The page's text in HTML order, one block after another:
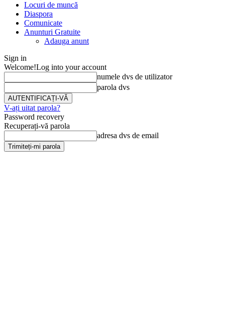
Locuri de muncă
Diaspora
Comunicate
Anunturi Gratuite
Adauga anunt
Sign in
Welcome!Log into your account
numele dvs de utilizator
parola dvs
V-ați uitat parola?
Password recovery
Recuperați-vă parola
adresa dvs de email